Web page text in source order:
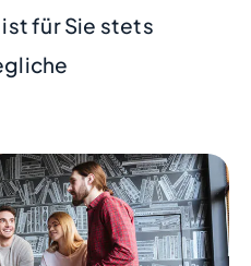
für Sie stets